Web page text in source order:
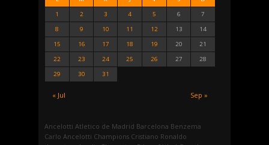
« Jul Sep »
1 2 3 4 5 6
7
8
9 10 11 12 13
14
15
16 17 18 19 20
21
22
23 24 25 26 27
28
29
30 31
Ancelotti Atletico de Madrid Barcelona Benzema
Carlo Ancelotti Champions Cristiano Ronaldo